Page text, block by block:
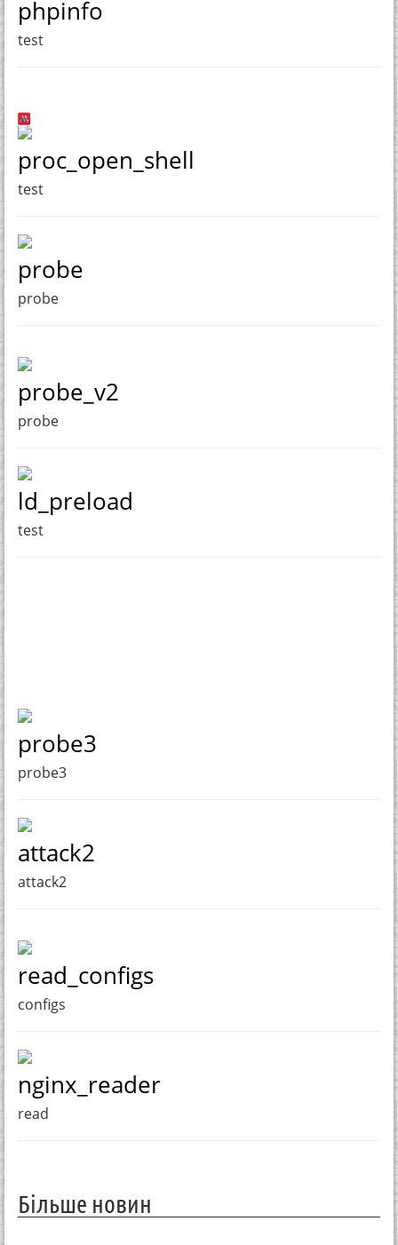
phpinfo
test
proc_open_shell
test
probe
probe
probe_v2
probe
ld_preload
test
probe3
probe3
attack2
attack2
read_configs
configs
nginx_reader
read
Більше новин